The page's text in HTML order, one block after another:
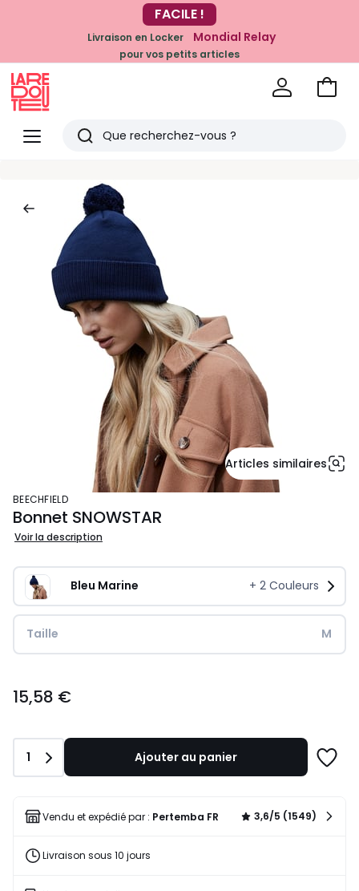
-20% dès 39€*
sur la mode
FACILE !
Livraison en Locker Mondial Relay
pour vos petits articles
Menu
Redoute
Rechercher
articles
vus
Voir
Articles similaires
BEECHFIELD
Bonnet SNOWSTAR
Voir la description
Bleu Marine + 2 Couleurs
Taille M
€.
15,58 €
Quantité
1 Ajouter au panier
liste
Vendu et expédié par : Pertemba FR 3,6/5 (1549)
Livraison sous 10 jours